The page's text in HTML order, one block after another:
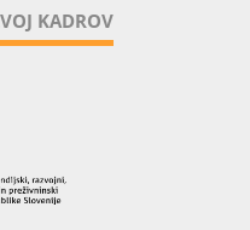
KADROV